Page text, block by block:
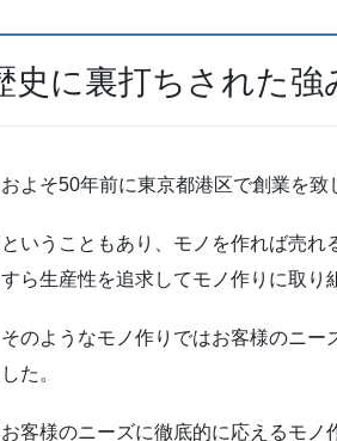
史に裏打ちされた強
よそ50年前に東京都港区で創業を致
いうこともあり、モノを作れば売れ
ら生産性を追求してモノ作りに取り
のようなモノ作りではお客様のニー
た。
客様のニーズに徹底的に応えるモ